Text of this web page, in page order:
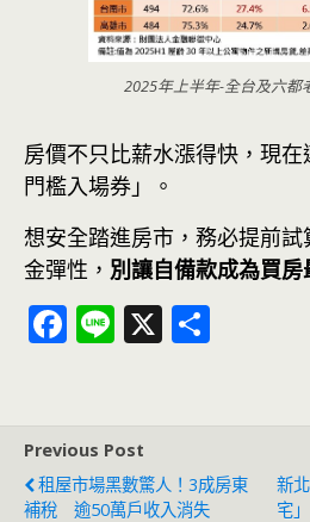
2025年上半年-全台及六都
房價不只比薪水漲得快，現在
門檻入場券」。
想安全踏進房市，務必提前
金彈性， 別讓自備款成為買房
F
b
o
Li X
Previous Post
租屋市場黑數驚人！3成房東
補稅 逾50萬戶收入消失
新
宅